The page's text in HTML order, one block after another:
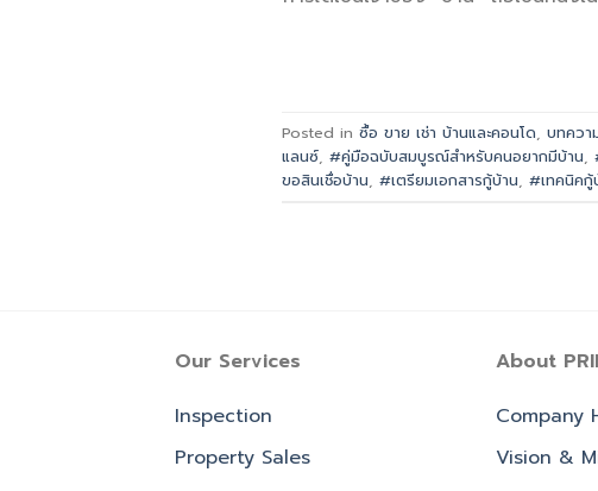
Posted in ซื้อ ขาย เช่า บ้านและคอนโด บทควา
แลนซ์ #คู่มือฉบับสมบูรณ์สำหรับคนอยากมีบ้าน
ขอสินเชื่อบ้าน #เตรียมเอกสารกู้บ้าน #เทคนิคกู้
Our Services
Inspection
Property Sales
About
Company
Vision &